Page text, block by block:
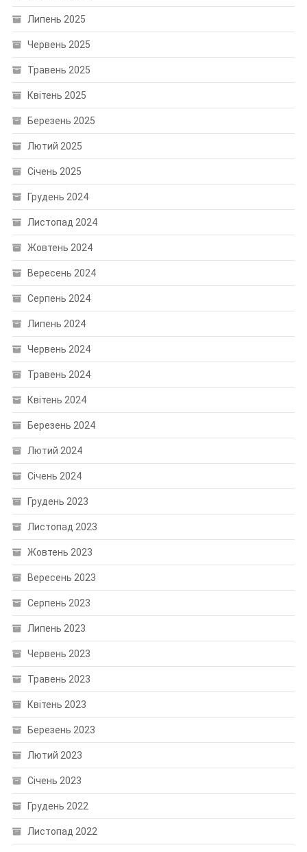
Липень 2025
Червень 2025
Травень 2025
Квітень 2025
Березень 2025
Лютий 2025
Січень 2025
Грудень 2024
Листопад 2024
Жовтень 2024
Вересень 2024
Серпень 2024
Липень 2024
Червень 2024
Травень 2024
Квітень 2024
Березень 2024
Лютий 2024
Січень 2024
Грудень 2023
Листопад 2023
Жовтень 2023
Вересень 2023
Серпень 2023
Липень 2023
Червень 2023
Травень 2023
Квітень 2023
Березень 2023
Лютий 2023
Січень 2023
Грудень 2022
Листопад 2022